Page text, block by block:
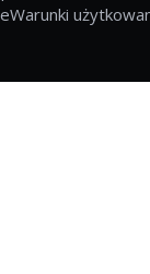
Warunki